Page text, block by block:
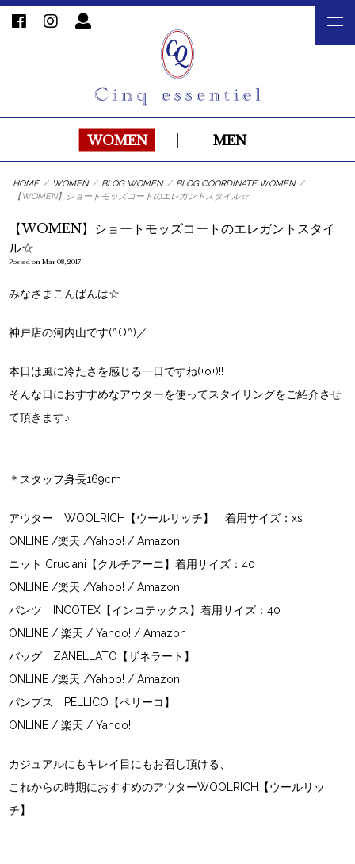
WOMEN MEN
HOME / WOMEN / BLOG WOMEN / BLOG COORDINATE WOMEN /
【WOMEN】ショートモッズコートのエレガントスタイル☆
【WOMEN】ショートモッズコートのエレガントスタイ
ル☆
Posted on Mar 08, 2017
みなさまこんばんは☆
神戸店の河内山です(^O^)／
本日は風に冷たさを感じる一日ですね(+o+)!!
そんな日におすすめなアウターを使ってスタイリングをご紹介させ
て頂きます♪
＊スタッフ身長169cm
アウターWOOLRICH【ウールリッチ】
着用サイズ：xs
ONLINE /楽天 /Yahoo! /Amazon
ニット Cruciani【クルチアーニ】着用サイズ：40
ONLINE /楽天 /Yahoo! / Amazon
パンツ
INCOTEX【インコテックス】着用サイズ：40
ONLINE /楽天 /Yahoo! /Amazon
バッグ ZANELLATO【ザネラート】
ONLINE /楽天 /Yahoo! /Amazon
パンプス
PELLICO【ペリーコ】
ONLINE / 楽天 /Yahoo!
カジュアルにもキレイ目にもお召し頂ける、
これからの時期におすすめのアウターWOOLRICH【ウールリッ
チ】 !